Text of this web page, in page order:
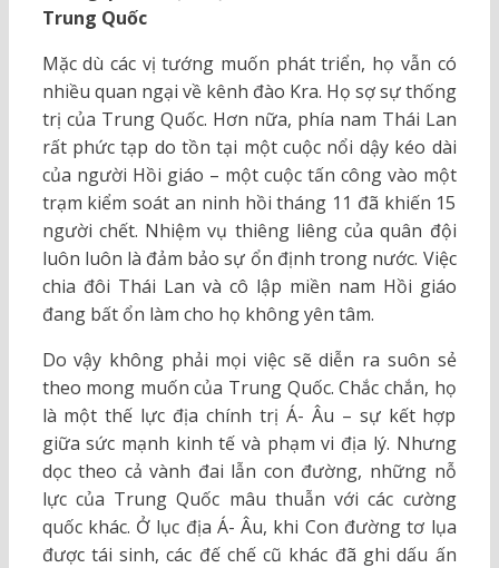
Trung Quốc
Mặc dù các vị tướng muốn phát triển, họ vẫn có
nhiều quan ngại về kênh đào Kra. Họ sợ sự thống
trị của Trung Quốc. Hơn nữa, phía nam Thái Lan
rất phức tạp do tồn tại một cuộc nổi dậy kéo dài
của người Hồi giáo – một cuộc tấn công vào một
trạm kiểm soát an ninh hồi tháng 11 đã khiến 15
người chết. Nhiệm vụ thiêng liêng của quân đội
luôn luôn là đảm bảo sự ổn định trong nước. Việc
chia đôi Thái Lan và cô lập miền nam Hồi giáo
đang bất ổn làm cho họ không yên tâm.
Do vậy không phải mọi việc sẽ diễn ra suôn sẻ
theo mong muốn của Trung Quốc. Chắc chắn, họ
là một thế lực địa chính trị Á- Âu – sự kết hợp
giữa sức mạnh kinh tế và phạm vi địa lý. Nhưng
dọc theo cả vành đai lẫn con đường, những nỗ
lực của Trung Quốc mâu thuẫn với các cường
quốc khác. Ở lục địa Á- Âu, khi Con đường tơ lụa
được tái sinh, các đế chế cũ khác đã ghi dấu ấn